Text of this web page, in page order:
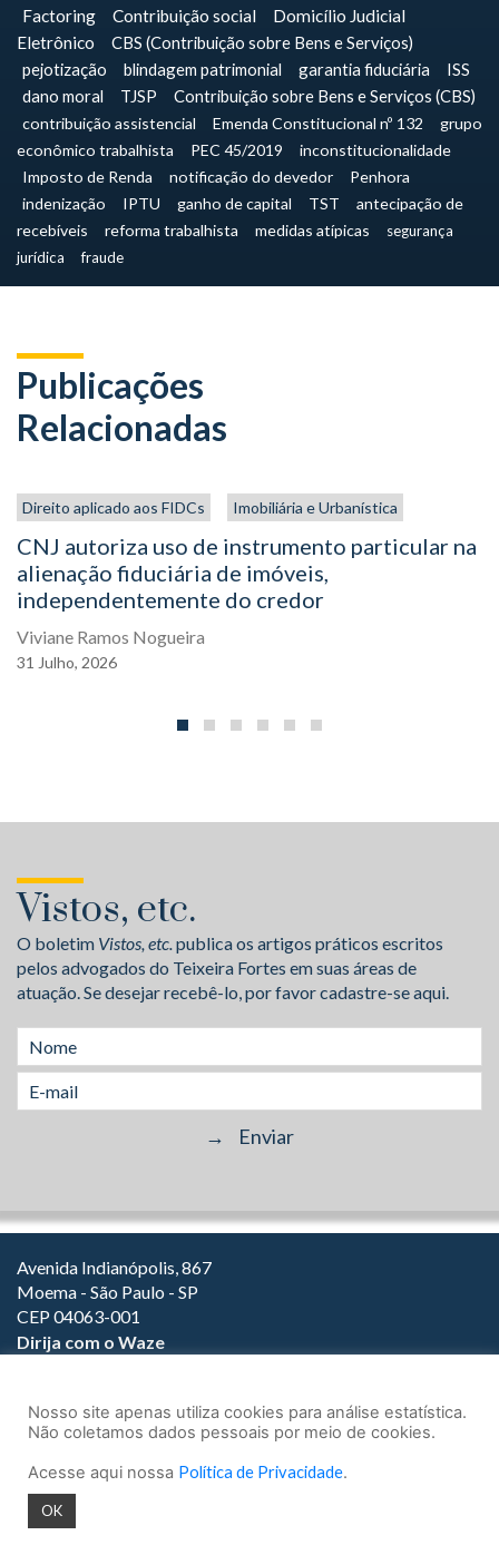
Factoring
Contribuição social
Domicílio Judicial
Eletrônico
CBS (Contribuição sobre Bens e Serviços)
pejotização
blindagem patrimonial garantia fiduciária
ISS
dano moral
TJSP Contribuição sobre Bens e Serviços (CBS)
contribuição assistencial Emenda Constitucional nº 132
grupo
econômico trabalhista
PEC 45/2019
inconstitucionalidade
Imposto de Renda
notificação do devedor
Penhora
indenização
IPTU ganho de capital TST
antecipação de
recebíveis
reforma trabalhista medidas atípicas
segurança
jurídica
fraude
Publicações
Relacionadas
Direito aplicado aos FIDCs Imobiliária e Urbanística
CNJ autoriza uso de instrumento particular na
alienação fiduciária de imóveis,
independentemente do credor
Viviane Ramos Nogueira
31 Julho, 2026
Vistos, etc.
O boletim Vistos, etc.publica os artigos práticos escritos
pelos advogados do Teixeira Fortes em suas áreas de
atuação. Se desejar recebê-lo, por favor cadastre-se aqui.
Avenida Indianópolis, 867
Moema - São Paulo - SP
CEP 04063-001
Dirija com o Waze
(11) 3147-1800
© 2026.
Nosso site apenas utiliza cookies para análise estatística.
Não coletamos dados pessoais por meio de cookies.
Acesse aqui nossa Política de Privacidade.
OK